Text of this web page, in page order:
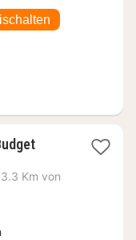
€
Nacht
3.3 Km von